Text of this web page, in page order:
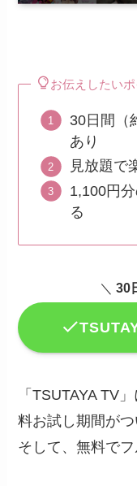
お伝えしたいポ
30日間（
あり
見放題で
1,100円
る
＼ 30
「TSUTAYA TV
料お試し期間がつ
そして、無料で